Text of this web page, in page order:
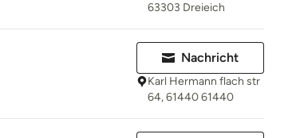
63303 Dreieich
Nachricht
Karl Hermann flach str
64, 61440 61440